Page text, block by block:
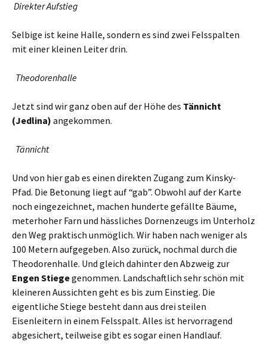
Direkter Aufstieg
Selbige ist keine Halle, sondern es sind zwei Felsspalten
mit einer kleinen Leiter drin.
Theodorenhalle
Jetzt sind wir ganz oben auf der Höhe des Tännicht
(Jedlina) angekommen.
Tännicht
Und von hier gab es einen direkten Zugang zum Kinsky-
Pfad. Die Betonung liegt auf “gab”. Obwohl auf der Karte
noch eingezeichnet, machen hunderte gefällte Bäume,
meterhoher Farn und hässliches Dornenzeugs im Unterholz
den Weg praktisch unmöglich. Wir haben nach weniger als
100 Metern aufgegeben. Also zurück, nochmal durch die
Theodorenhalle. Und gleich dahinter den Abzweig zur
Engen Stiegegenommen. Landschaftlich sehr schön mit
kleineren Aussichten geht es bis zum Einstieg. Die
eigentliche Stiege besteht dann aus drei steilen
Eisenleitern in einem Felsspalt. Alles ist hervorragend
abgesichert, teilweise gibt es sogar einen Handlauf.